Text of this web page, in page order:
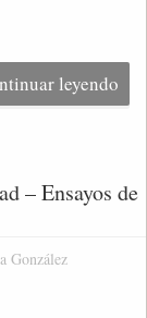
leyendo
– Ensayos de
González